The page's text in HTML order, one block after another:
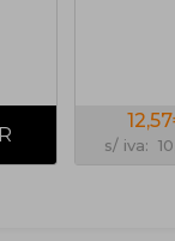
s/ iva: